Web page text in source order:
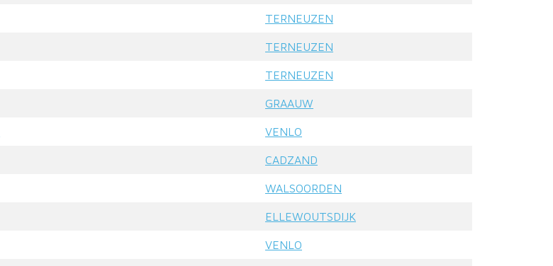
TERNEUZEN
TERNEUZEN
TERNEUZEN
GRAAUW
VENLO
CADZAND
WALSOORDEN
ELLEWOUTSDIJK
VENLO